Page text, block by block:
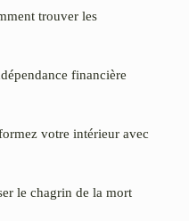
trouver les
financière
votre intérieur avec
le chagrin de la mort